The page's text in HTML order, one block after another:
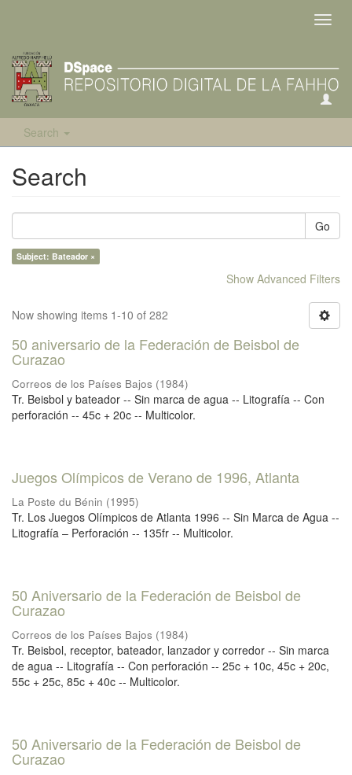
Search
Search
Go
Subject: Bateador ×
Show Advanced Filters
Now showing items 1-10 of 282
50 aniversario de la Federación de Beisbol de
Curazao
Correos de los Países Bajos (1984)
Tr. Beisbol y bateador -- Sin marca de agua -- Litografía -- Con
perforación -- 45c + 20c -- Multicolor.
Juegos Olímpicos de Verano de 1996, Atlanta
La Poste du Bénin (1995)
Tr. Los Juegos Olímpicos de Atlanta 1996 -- Sin Marca de Agua --
Litografía – Perforación -- 135fr -- Multicolor.
50 Aniversario de la Federación de Beisbol de
Curazao
Correos de los Países Bajos (1984)
Tr. Beisbol, receptor, bateador, lanzador y corredor -- Sin marca
de agua -- Litografía -- Con perforación -- 25c + 10c, 45c + 20c,
55c + 25c, 85c + 40c -- Multicolor.
50 Aniversario de la Federación de Beisbol de
Curazao